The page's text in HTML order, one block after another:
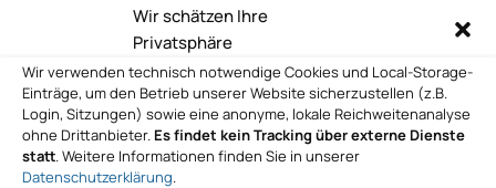
Wir schätzen Ihre
Privatsphäre
Wir verwenden technisch notwendige Cookies und Local-Storage-
Einträge, um den Betrieb unserer Website sicherzustellen (z.B.
Login, Sitzungen) sowie eine anonyme, lokale Reichweitenanalyse
ohne Drittanbieter. Es findet kein Tracking über externe Dienste
statt. Weitere Informationen finden Sie in unserer
Datenschutzerklärung.
INFOMOTION GmbH
Finanz-DATA GmbH, Beratungs- und
Softwarehaus